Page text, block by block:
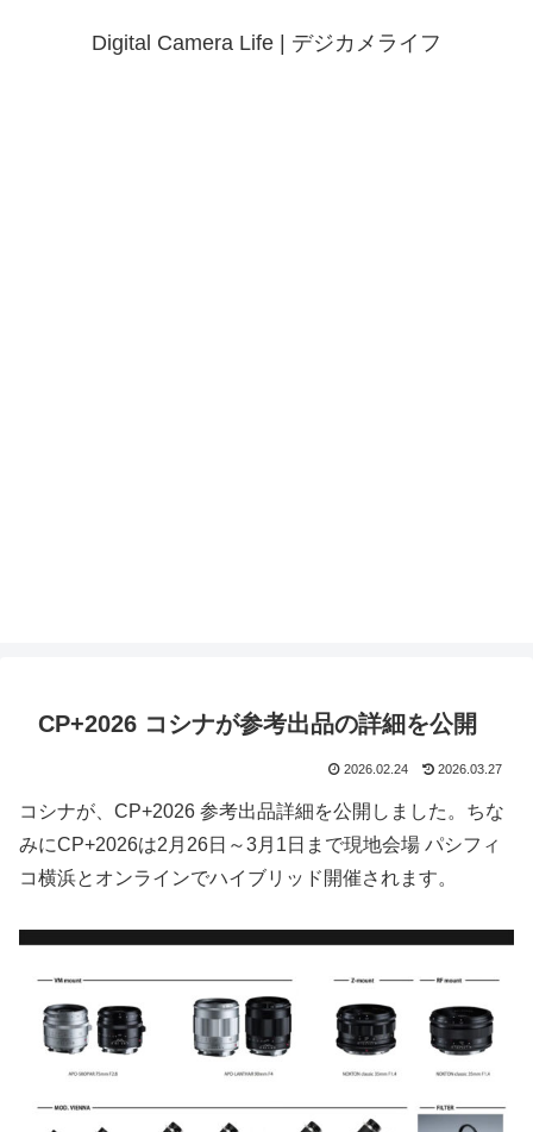
Digital Camera Life | デジカメライフ
CP+2026 コシナが参考出品の詳細を公開
2026.02.24 2026.03.27
コシナが、CP+2026 参考出品詳細を公開しました。ちな
みにCP+2026は2月26日～3月1日まで現地会場 パシフィ
コ横浜とオンラインでハイブリッド開催されます。